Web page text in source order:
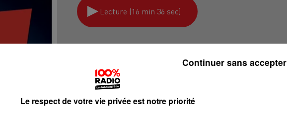
Lecture (16 min 36 sec)
Le respect de votre vie privée est notre priorité
Continuer sans accepter